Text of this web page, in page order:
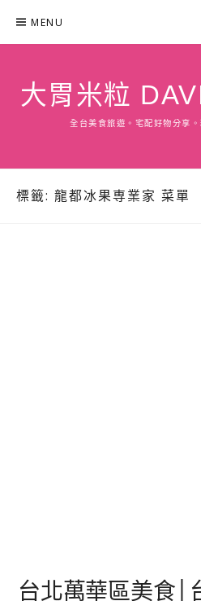
content
MENU
大胃米粒
全台美食旅遊。宅配好物分享
標籤: 龍都冰果専業家 菜單
台北萬華區美食│